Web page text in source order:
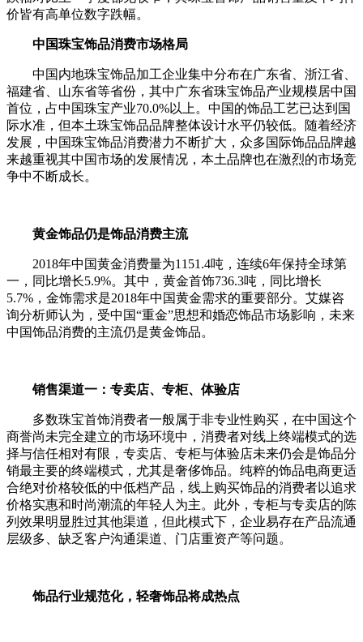
价皆有高单位数字跌幅。
中国珠宝饰品消费市场格局
中国内地珠宝饰品加工企业集中分布在广东省、浙江省、
福建省、山东省等省份，其中广东省珠宝饰品产业规模居中国
首位，占中国珠宝产业70.0%以上。中国的饰品工艺已达到国
际水准，但本土珠宝饰品品牌整体设计水平仍较低。随着经济
发展，中国珠宝饰品消费潜力不断扩大，众多国际饰品品牌越
来越重视其中国市场的发展情况，本土品牌也在激烈的市场竞
争中不断成长。
黄金饰品仍是饰品消费主流
2018年中国黄金消费量为1151.4吨，连续6年保持全球第
一，同比增长5.9%。其中，黄金首饰736.3吨，同比增长
5.7%，金饰需求是2018年中国黄金需求的重要部分。艾媒咨
询分析师认为，受中国“重金”思想和婚恋饰品市场影响，未来
中国饰品消费的主流仍是黄金饰品。
销售渠道一：专卖店、专柜、体验店
多数珠宝首饰消费者一般属于非专业性购买，在中国这个
商誉尚未完全建立的市场环境中，消费者对线上终端模式的选
择与信任相对有限，专卖店、专柜与体验店未来仍会是饰品分
销最主要的终端模式，尤其是奢侈饰品。纯粹的饰品电商更适
合绝对价格较低的中低档产品，线上购买饰品的消费者以追求
价格实惠和时尚潮流的年轻人为主。此外，专柜与专卖店的陈
列效果明显胜过其他渠道，但此模式下，企业易存在产品流通
层级多、缺乏客户沟通渠道、门店重资产等问题。
饰品行业规范化，轻奢饰品将成热点